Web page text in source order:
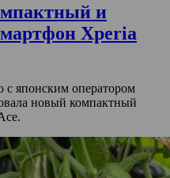
и
Xperia
с японским оператором
новый компактный